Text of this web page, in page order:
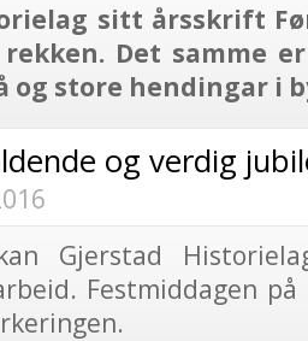
sitt årsskrift
Det samme
og store hendingar i
og verdig
Gjerstad
Festmiddagen